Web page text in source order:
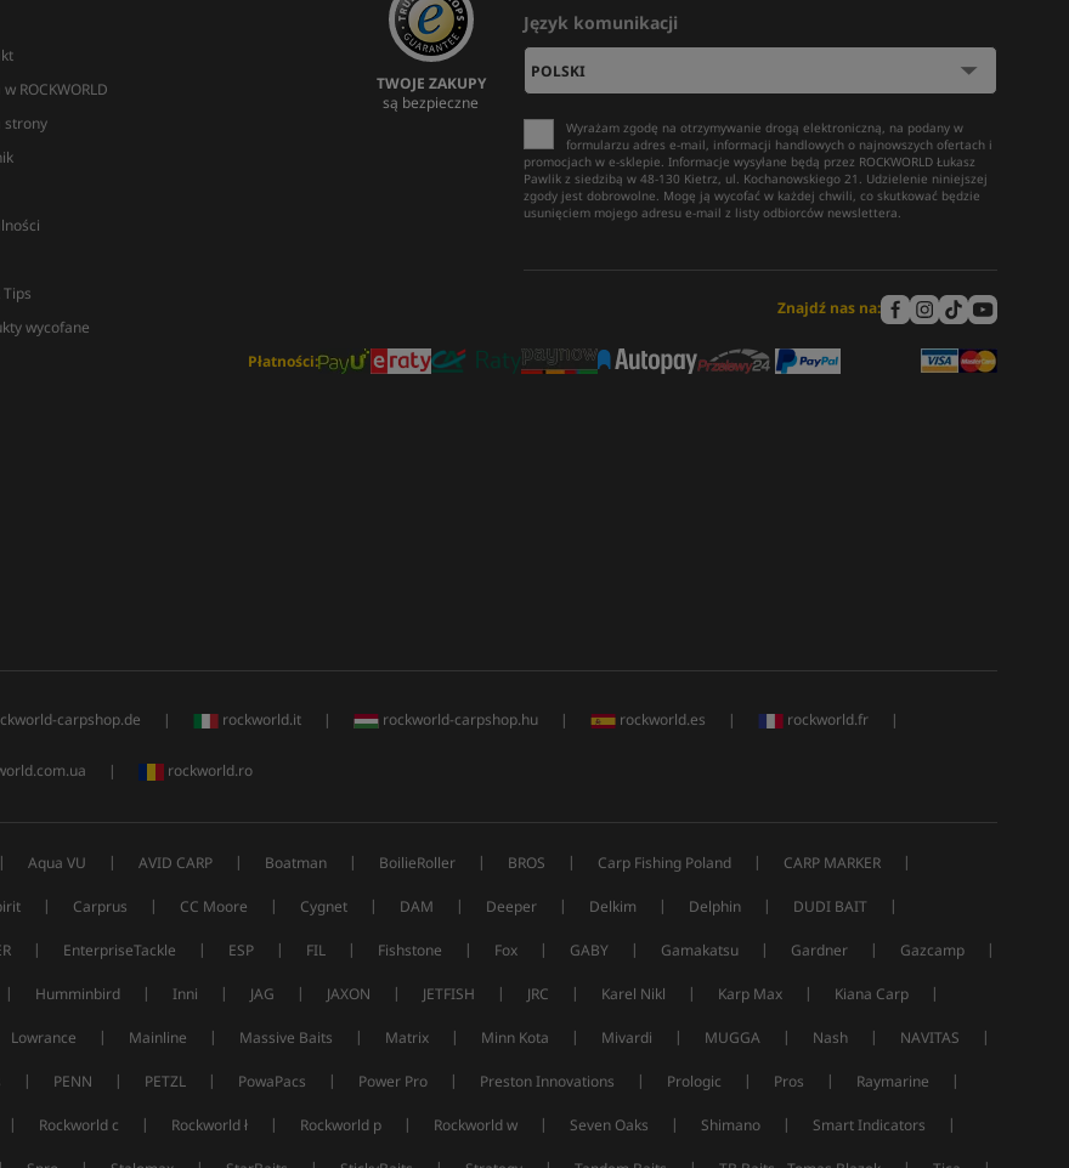
Język komunikacji
Wyrażam zgodę na otrzymywanie drogą elektroniczną, na podany w
formularzu adres e-mail, informacji handlowych o najnowszych ofertach i
promocjach w e-sklepie. Informacje wysyłane będą przez ROCKWORLD Łukasz
Pawlik z siedzibą w 48-130 Kietrz, ul. Kochanowskiego 21. Udzielenie niniejszej
zgody jest dobrowolne. Mogę ją wycofać w każdej chwili, co skutkować będzie
usunięciem mojego adresu e-mail z listy odbiorców newslettera.
Znajdź nas na:
Płatności:
ROCKWORLD
strony
Tips
wycofane
TWOJE ZAKUPY
są bezpieczne
carpshop.de | rockworld.it | rockworld-carpshop.hu | rockworld.es | rockworld.fr |
| rockworld.ro
| Aqua VU | AVID CARP | Boatman | BoilieRoller | BROS | Carp Fishing Poland | CARP MARKER |
| Carprus | CC Moore | Cygnet | DAM | Deeper | Delkim | Delphin | DUDI BAIT |
| EnterpriseTackle | ESP | FIL | Fishstone | Fox | GABY | Gamakatsu | Gardner | Gazcamp |
| Humminbird | Inni | JAG | JAXON | JETFISH | JRC | Karel Nikl | Karp Max | Kiana Carp |
Lowrance | Mainline | Massive Baits | Matrix | Minn Kota | Mivardi | MUGGA | Nash | NAVITAS |
| PENN | PETZL | PowaPacs | Power Pro | Preston Innovations | Prologic | Pros | Raymarine |
| Rockworld c | Rockworld ł | Rockworld p | Rockworld w | Seven Oaks | Shimano | Smart Indicators |